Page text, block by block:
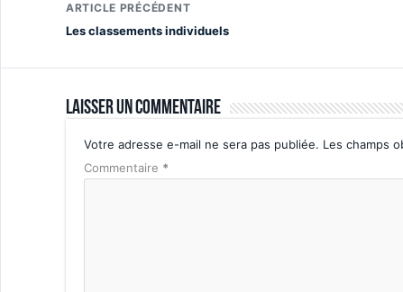
ARTICLE PRÉCÉDENT
Les classements individuels
Laisser un commentaire
Votre adresse e-mail ne sera pas publiée. Les champs
Commentaire *